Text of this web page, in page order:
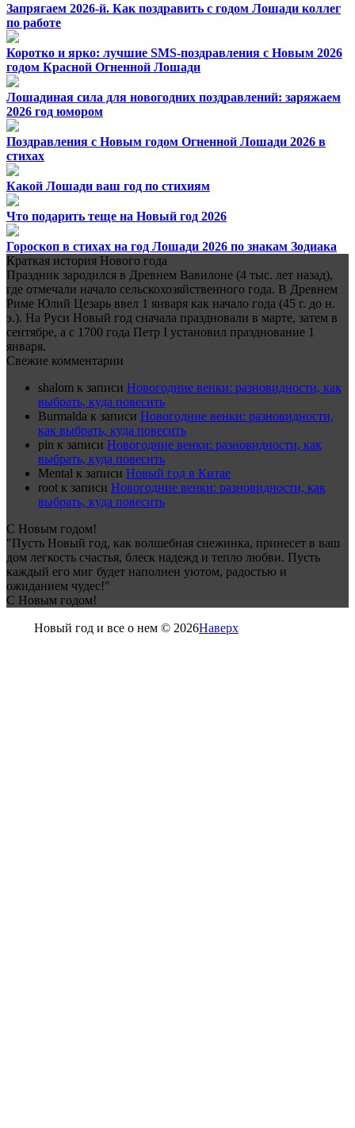
Запрягаем 2026-й. Как поздравить с годом Лошади коллег
по работе
Коротко и ярко: лучшие SMS-поздравления с Новым 2026
годом Красной Огненной Лошади
Лошадиная сила для новогодних поздравлений: заряжаем
2026 год юмором
Поздравления с Новым годом Огненной Лошади 2026 в
стихах
Какой Лошади ваш год по стихиям
Что подарить теще на Новый год 2026
Гороскоп в стихах на год Лошади 2026 по знакам Зодиака
Краткая история Нового года
Праздник зародился в Древнем Вавилоне (4 тыс. лет назад),
где отмечали начало сельскохозяйственного года. В Древнем
Риме Юлий Цезарь ввел 1 января как начало года (45 г. до н.
э.). На Руси Новый год сначала праздновали в марте, затем в
сентябре, а с 1700 года Петр I установил празднование 1
января.
Свежие комментарии
shalom к записи Новогодние венки: разновидности, как
выбрать, куда повесить
Burmalda к записи Новогодние венки: разновидности,
как выбрать, куда повесить
pin к записи Новогодние венки: разновидности, как
выбрать, куда повесить
Mental к записи Новый год в Китае
root к записи Новогодние венки: разновидности, как
выбрать, куда повесить
С Новым годом!
"Пусть Новый год, как волшебная снежинка, принесет в ваш
дом легкость счастья, блеск надежд и тепло любви. Пусть
каждый его миг будет наполнен уютом, радостью и
ожиданием чудес!"
С Новым годом!
Новый год и все о нем © 2026Наверх